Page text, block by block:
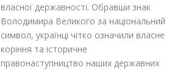
власної державності. Обравши знак
Володимира Великого за національний
символ, українці чітко означили власне
коріння та історичне
правонаступництво наших державних